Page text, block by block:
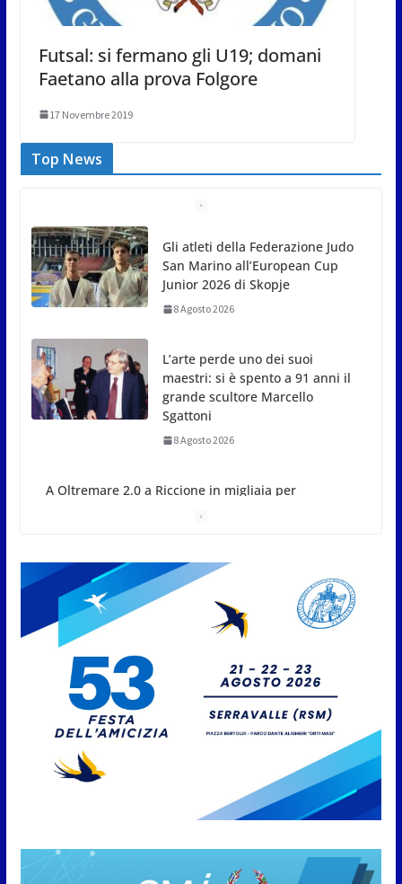
Futsal: si fermano gli U19; domani
Faetano alla prova Folgore
17 Novembre 2019
Top News
Gli atleti della Federazione Judo
San Marino all’European Cup
Junior 2026 di Skopje
8 Agosto 2026
L’arte perde uno dei suoi
maestri: si è spento a 91 anni il
grande scultore Marcello
Sgattoni
8 Agosto 2026
A Oltremare 2.0 a Riccione in
San Marino Academy.
Femminile: quattro Primavera
aggregate alla Prima Squadra
8 Agosto 2026
San Marino. “Cena Tramonto &
Live” una serata di
cucina e solidarietà, a Faetano.
Con la firma e la regia di